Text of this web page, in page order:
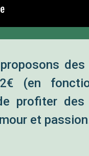
(en
profiter
et